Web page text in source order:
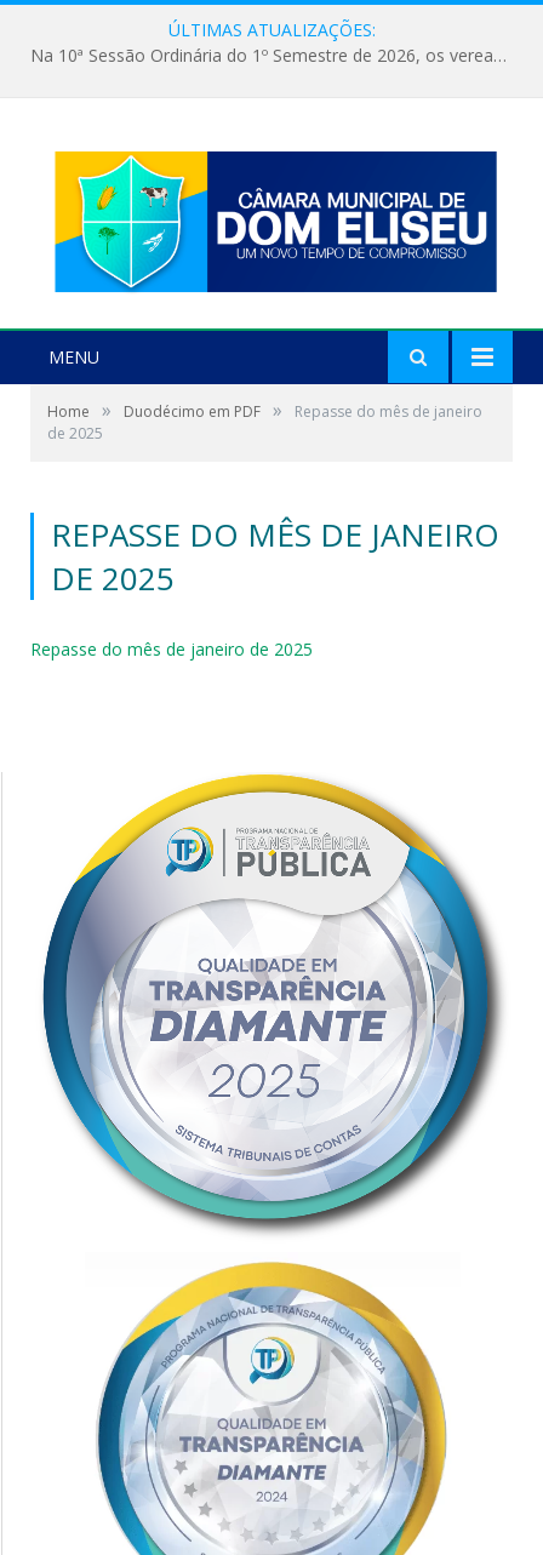
ÚLTIMAS ATUALIZAÇÕES:
Na 10ª Sessão Ordinária do 1º Semestre de 2026, os vereadores receberam a nova comandante do 51º Batalhão de Polícia Militar, a Major Alessandra Lopes Leal Bandeira. A visita institucional proporcionou a apresentação da oficial aos parlamentares e reforçou o compromisso de cooperação entre a Polícia Militar e o Poder Legislativo em prol da segurança da população.
MENU
Home » Duodécimo em PDF »
Repasse do mês de janeiro
de 2025
REPASSE DO MÊS DE JANEIRO
DE 2025
Repasse do mês de janeiro de 2025